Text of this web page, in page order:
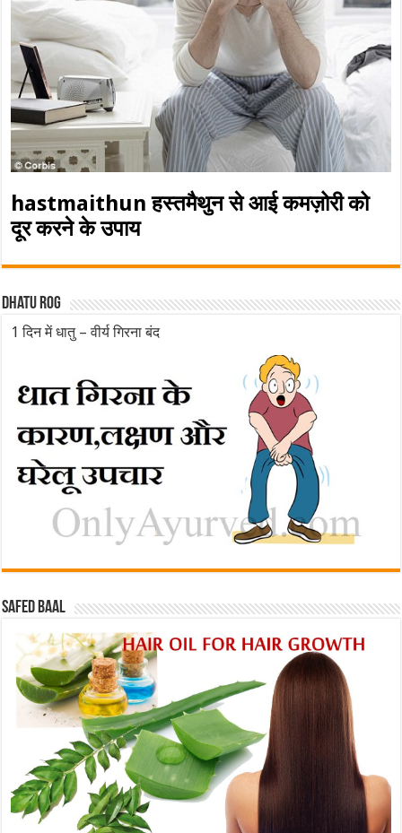
hastmaithun हस्तमैथुन से आई कमज़ोरी को
दूर करने के उपाय
Dhatu rog
1 दिन में धातु – वीर्य गिरना बंद
Safed baal